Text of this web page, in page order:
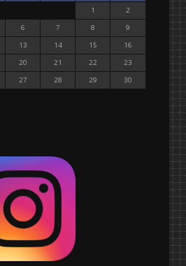
1
2
6 7 8
9
13 14 15
16
20 21 22
23
27 28 29
30